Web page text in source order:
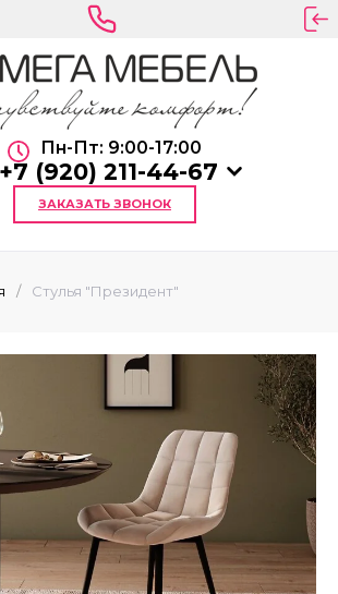
Пн-Пт: 9:00-17:00
+7 (920) 211-44-67
ЗАКАЗАТЬ ЗВОНОК
/ Стулья "Президент"